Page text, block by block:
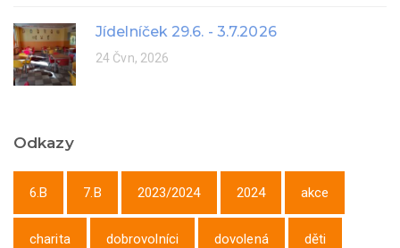
Jídelníček 29.6. - 3.7.2026
24 Čvn, 2026
Odkazy
6.B 7.B 2023/2024 2024 akce
charita dobrovolníci dovolená děti